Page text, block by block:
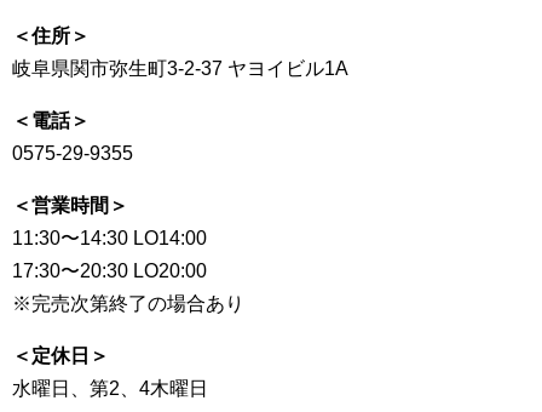
＜住所＞
岐阜県関市弥生町3-2-37 ヤヨイビル1A
＜電話＞
0575-29-9355
＜営業時間＞
11:30〜14:30 LO14:00
17:30〜20:30 LO20:00
※完売次第終了の場合あり
＜定休日＞
水曜日、第2、4木曜日